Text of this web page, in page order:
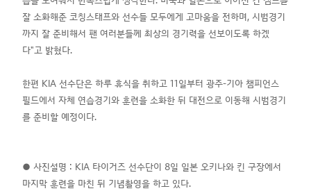
잘 소화해준 코칭스태프와 선수들 모두에게 고마움을 전하며, 시범경기
까지 잘 준비해서 팬 여러분들께 최상의 경기력을 선보이도록 하겠
다"고 밝혔다.
한편 KIA 선수단은 하루 휴식을 취하고 11일부터 광주-기아 챔피언스
필드에서 자체 연습경기와 훈련을 소화한 뒤 대전으로 이동해 시범경기
를 준비할 예정이다.
● 사진설명 : KIA 타이거즈 선수단이 8일 일본 오키나와 킨 구장에서
마지막 훈련을 마친 뒤 기념촬영을 하고 있다.